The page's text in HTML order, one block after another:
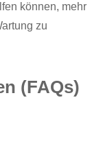
können, mehr
zu
(FAQs)